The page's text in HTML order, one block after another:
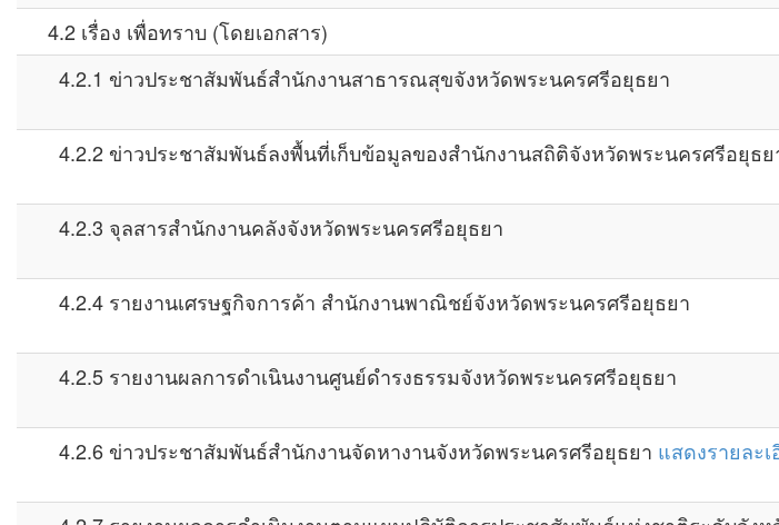
4.2 เรื่อง เพื่อทราบ (โดยเอกสาร)
4.2.1 ข่าวประชาสัมพันธ์สำนักงานสาธารณสุขจังหวัดพระนครศรีอยุธยา
4.2.2 ข่าวประชาสัมพันธ์ลงพื้นที่เก็บข้อมูลของสำนักงานสถิติจังหวัดพระนครศรีอยุธย
4.2.3 จุลสารสำนักงานคลังจังหวัดพระนครศรีอยุธยา
4.2.4 รายงานเศรษฐกิจการค้า สำนักงานพาณิชย์จังหวัดพระนครศรีอยุธยา
4.2.5 รายงานผลการดำเนินงานศูนย์ดำรงธรรมจังหวัดพระนครศรีอยุธยา
4.2.6 ข่าวประชาสัมพันธ์สำนักงานจัดหางานจังหวัดพระนครศรีอยุธยา แสดงรายละ